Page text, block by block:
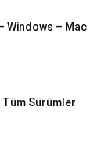
Windows – Mac
Tüm Sürümler